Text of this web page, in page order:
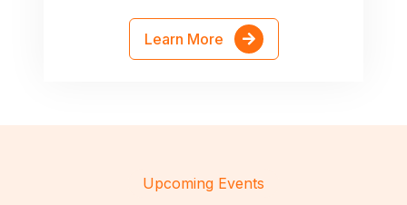
Learn More
Upcoming Events